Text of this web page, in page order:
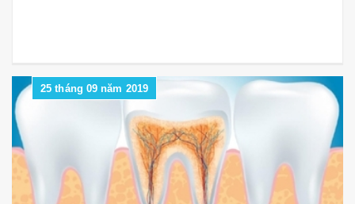
25 tháng 09 năm 2019